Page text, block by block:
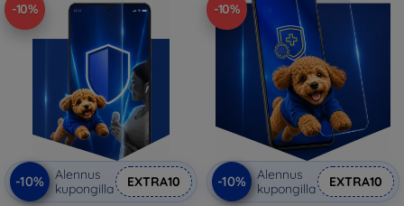
-10%
-10%
Alennus
kupongilla
EXTRA10
-10%
-10%
Alennus
kupongilla
EXTRA10